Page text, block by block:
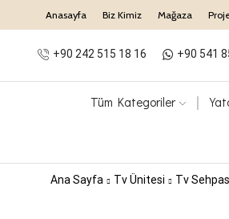
Anasayfa Biz Kimiz Mağaza
+90 242 515 18 16
+90 541
Tüm Kategoriler
Ana Sayfa Tv Ünitesi Tv